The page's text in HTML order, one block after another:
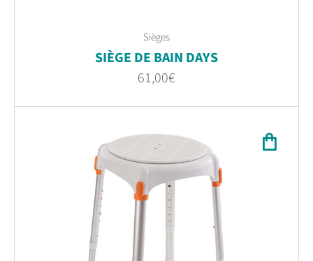
Sièges
SIÈGE DE BAIN DAYS
61,00€